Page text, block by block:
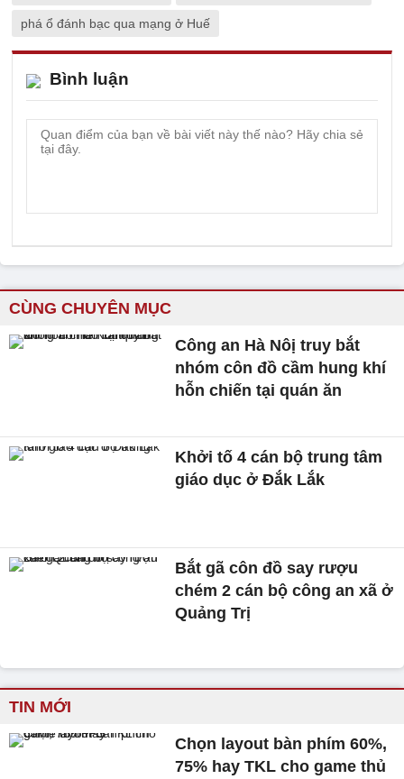
phá ổ đánh bạc qua mạng ở Huế
Bình luận
CÙNG CHUYÊN MỤC
Công an Hà Nôị truy bắt
nhóm côn đồ cầm hung khí
hỗn chiến tại quán ăn
Khởi tố 4 cán bộ trung tâm
giáo dục ở Đắk Lắk
Bắt gã côn đồ say rượu
chém 2 cán bộ công an xã ở
Quảng Trị
TIN MỚI
Chọn layout bàn phím 60%,
75% hay TKL cho game thủ